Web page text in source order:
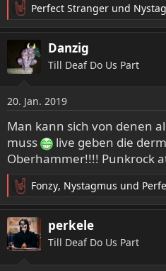
R
e
a
t
n
e
n
:
Perfect Stranger und
Danzig
Till Deaf Do Us Part
20. Jan. 2019
Man kann sich von denen
muss
live geben die
Oberhammer!!!! Punkrock
R
e
a
k
t
Fonzy, Nystagmus und
perkele
Till Deaf Do Us Part